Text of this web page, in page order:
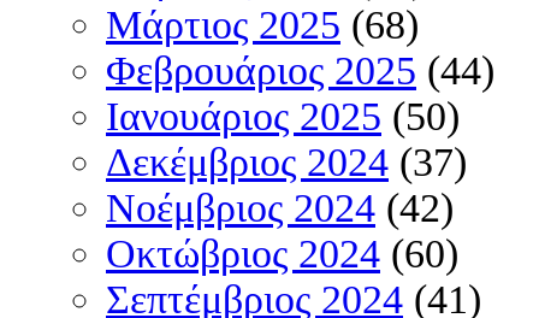
Μάρτιος 2025 (68)
Φεβρουάριος 2025 (44)
Ιανουάριος 2025 (50)
Δεκέμβριος 2024 (37)
Νοέμβριος 2024 (42)
Οκτώβριος 2024 (60)
Σεπτέμβριος 2024 (41)